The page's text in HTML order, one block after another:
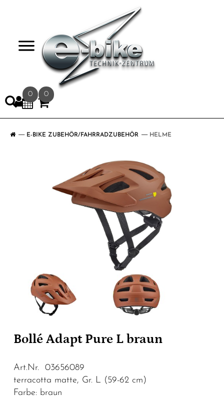
0 0
E-BIKE ZUBEHÖR/FAHRRADZUBEHÖR HELME
Bollé Adapt Pure L braun
Art.Nr. 03656089
terracotta matte, Gr. L (59-62 cm)
Farbe: braun